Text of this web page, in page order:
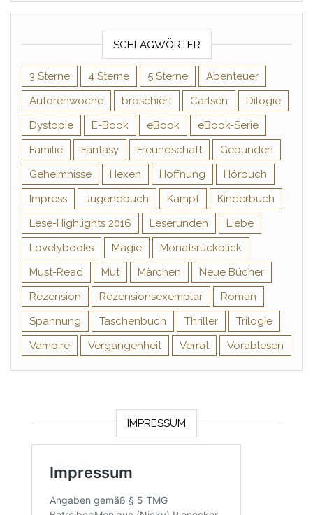
SCHLAGWÖRTER
3 Sterne 4 Sterne 5 Sterne
Abenteuer
Autorenwoche
broschiert Carlsen
Dilogie
Dystopie
E-Book eBook
eBook-Serie
Familie
Fantasy Freundschaft
Gebunden
Geheimnisse
Hexen Hoffnung
Hörbuch
Impress
Jugendbuch Kampf
Kinderbuch
Lese-Highlights 2016
Leserunden
Liebe
Lovelybooks
Magie
Monatsrückblick
Must-Read
Mut Märchen
Neue Bücher
Rezension
Rezensionsexemplar
Roman
Spannung
Taschenbuch Thriller
Trilogie
Vampire
Vergangenheit Verrat Vorablesen
IMPRESSUM